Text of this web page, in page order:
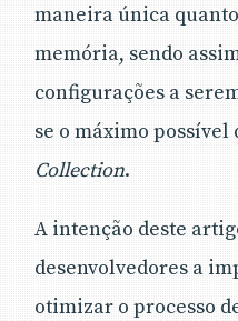
maneira única
memória, sendo
configurações a
se o máximo possível
Collection.
A intenção deste
desenvolvedores a
otimizar o processo